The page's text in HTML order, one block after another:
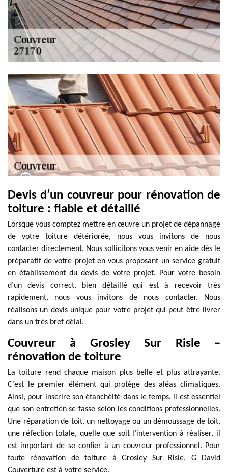
Devis d’un couvreur pour rénovation de
toiture : fiable et détaillé
Lorsque vous comptez mettre en œuvre un projet de dépannage
de votre toiture détériorée, nous vous invitons de nous
contacter directement. Nous sollicitons vous venir en aide dès le
préparatif de votre projet en vous proposant un service gratuit
en établissement du devis de votre projet. Pour votre besoin
d’un devis correct, bien détaillé qui est à recevoir très
rapidement, nous vous invitons de nous contacter. Nous
réalisons un devis unique pour votre projet qui peut être livrer
dans un très bref délai.
Couvreur à Grosley Sur Risle –
rénovation de toiture
La toiture rend chaque maison plus belle et plus attrayante.
C’est le premier élément qui protège des aléas climatiques.
Ainsi, pour inscrire son étanchéité dans le temps, il est essentiel
que son entretien se fasse selon les conditions professionnelles.
Une réparation de toit, un nettoyage ou un démoussage de toit,
une réfection totale, quelle que soit l’intervention à réaliser, il
est important de se confier à un couvreur professionnel. Pour
toute rénovation de toiture à Grosley Sur Risle, G David
Couverture est à votre service.